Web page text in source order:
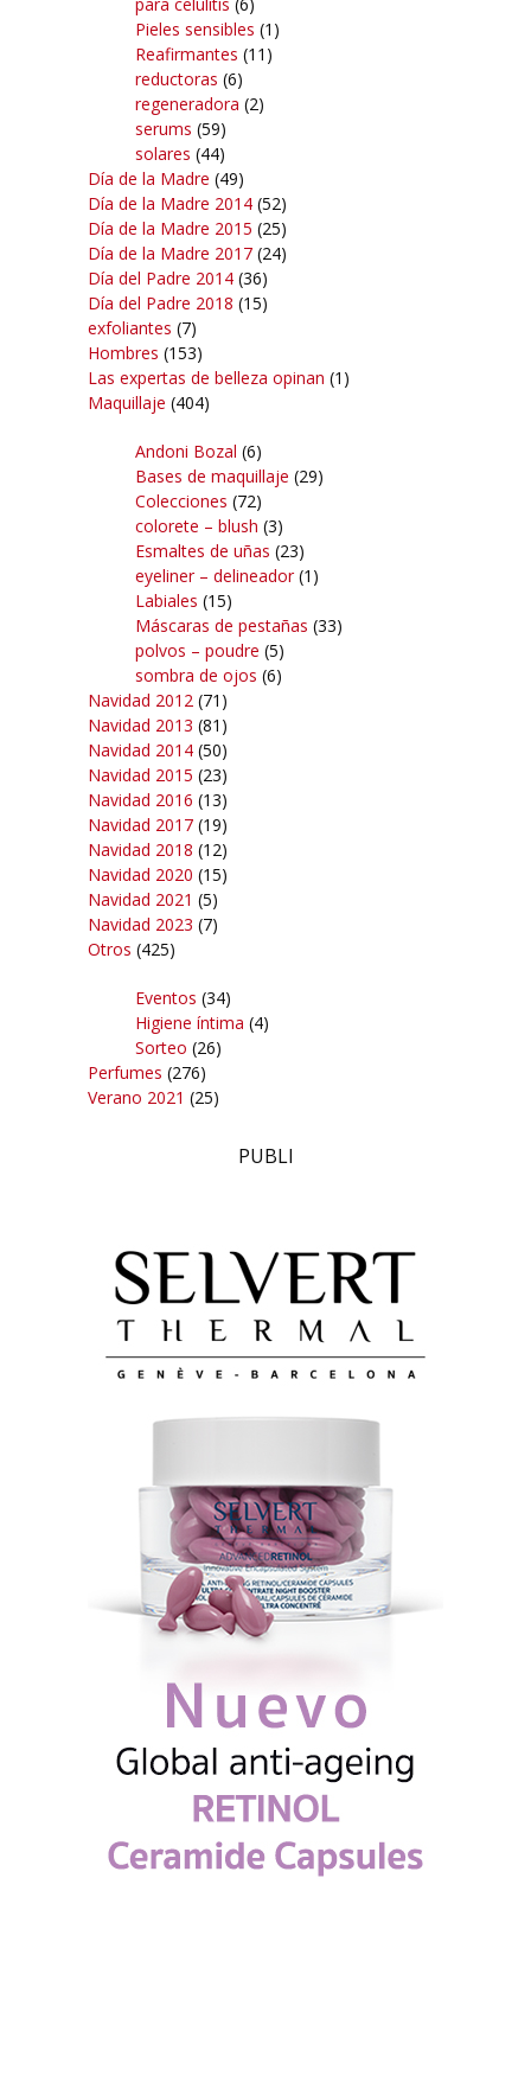
para celulitis (6)
Pieles sensibles (1)
Reafirmantes (11)
reductoras (6)
regeneradora (2)
serums (59)
solares (44)
Día de la Madre (49)
Día de la Madre 2014 (52)
Día de la Madre 2015 (25)
Día de la Madre 2017 (24)
Día del Padre 2014 (36)
Día del Padre 2018 (15)
exfoliantes (7)
Hombres (153)
Las expertas de belleza opinan (1)
Maquillaje (404)
Andoni Bozal (6)
Bases de maquillaje (29)
Colecciones (72)
colorete – blush (3)
Esmaltes de uñas (23)
eyeliner – delineador(1)
Labiales (15)
Máscaras de pestañas (33)
polvos – poudre (5)
sombra de ojos (6)
Navidad 2012 (71)
Navidad 2013 (81)
Navidad 2014 (50)
Navidad 2015 (23)
Navidad 2016 (13)
Navidad 2017 (19)
Navidad 2018 (12)
Navidad 2020 (15)
Navidad 2021 (5)
Navidad 2023 (7)
Otros (425)
Eventos (34)
Higiene íntima (4)
Sorteo (26)
Perfumes (276)
Verano 2021 (25)
PUBLI